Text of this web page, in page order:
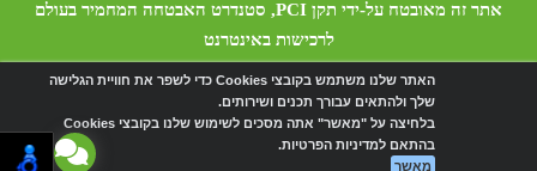
אתר זה מאובטח על-ידי תקן PCI, סטנדרט האבטחה המחמיר בעולם
לרכישות באינטרנט
אתר זה מופעל באמצעותWobily
האתר שלנו משתמש בקובצי Cookies כדי לשפר את חוויית הגלישה
שלך ולהתאים עבורך תכנים ושירותים.
בלחיצה על "מאשר" אתה מסכים לשימוש שלנו בקובצי Cookies
בהתאם למדיניות הפרטיות.
מאשר